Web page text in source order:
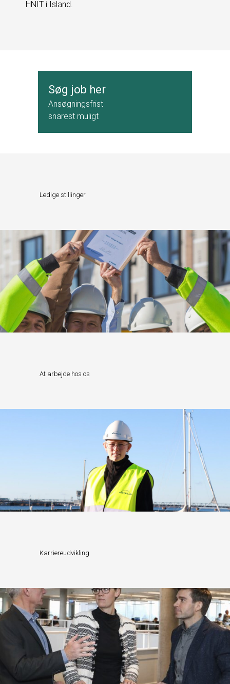
HNIT i Island.
Søg job her
Ansøgningsfrist
snarest muligt
Ledige stillinger
At arbejde hos os
Karriereudvikling